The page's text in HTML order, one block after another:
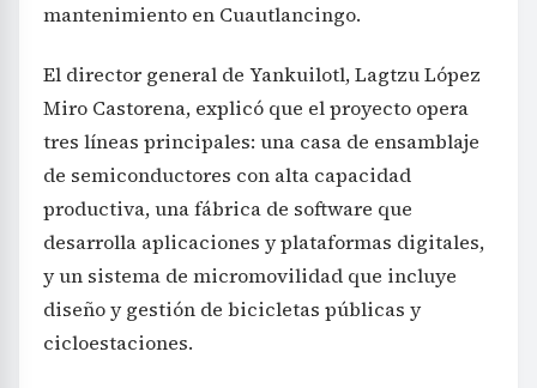
mantenimiento en Cuautlancingo.
El director general de Yankuilotl, Lagtzu López
Miro Castorena, explicó que el proyecto opera
tres líneas principales: una casa de ensamblaje
de semiconductores con alta capacidad
productiva, una fábrica de software que
desarrolla aplicaciones y plataformas digitales,
y un sistema de micromovilidad que incluye
diseño y gestión de bicicletas públicas y
cicloestaciones.